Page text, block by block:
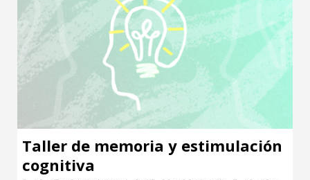
Taller de memoria y estimulación
cognitiva